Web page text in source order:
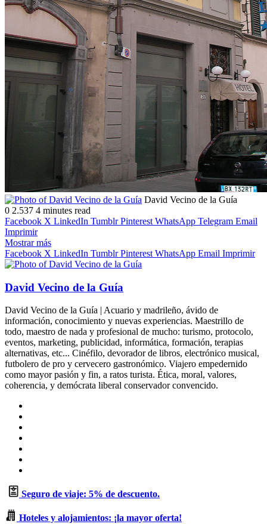
David Vecino de la Guía
X
email
0 2.537 4 minutes read
Facebook X LinkedIn Tumblr Pinterest WhatsApp Telegram Email
Imprimir
Mostrar más
Facebook X LinkedIn Tumblr Pinterest WhatsApp Email Imprimir
David Vecino de la Guía
David Vecino de la Guía | Acuario y madrileño, ávido de
información, conocimiento y nuevas experiencias. Maestrillo de
todo, maestro de nada y profesional de mucho: turismo, protocolo,
eventos, marketing, publicidad, informática, formación, terapias
alternativas, etc... Cinéfilo, devorador de libros, electrónico musical,
futbolero de pro y cervecero gastronómico. Viajero empedernido
como mayor pasión y fin, a ratos turista. Ética, moral, valores,
coherencia, y demócrata liberal conservador convencido.
Seguro de viaje: 5% de descuento.
Hoteles y alojamientos: ¡la mayor oferta!